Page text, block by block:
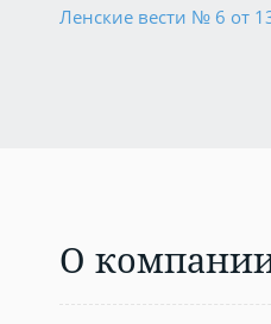
Ленские вести № 6 от
О